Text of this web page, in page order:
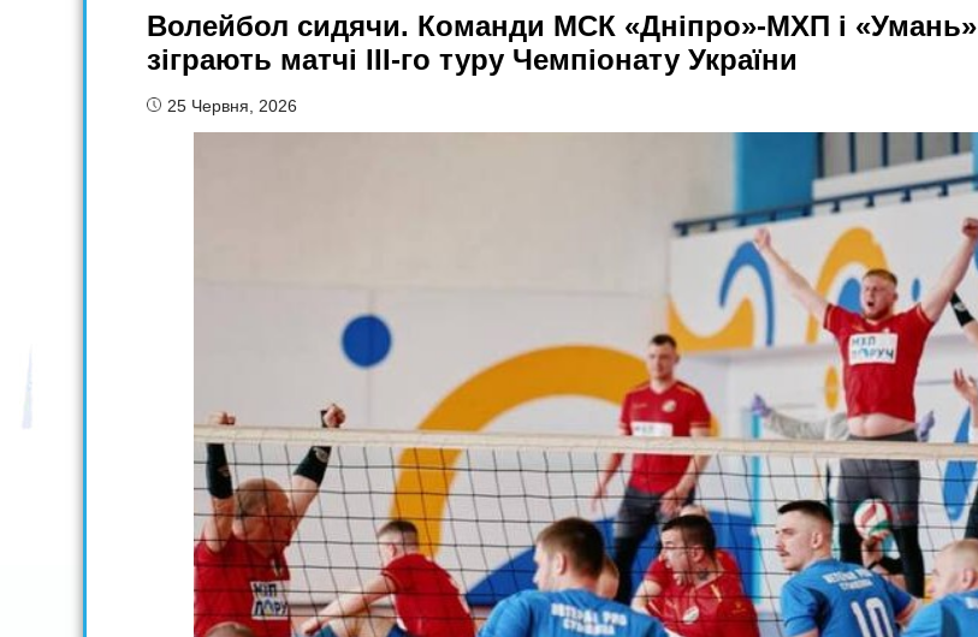
Волейбол сидячи. Команди МСК «Дніпро»-МХП і «Умань»
зіграють матчі III-го туру Чемпіонату України
25 Червня, 2026